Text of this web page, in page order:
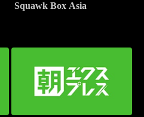
Squawk Box Asia